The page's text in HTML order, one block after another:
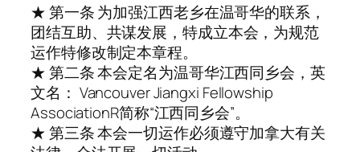
★ 第一条 为加强江西老乡在温哥华的联系，
团结互助、共谋发展，特成立本会，为规范
运作特修改制定本章程。
★ 第二条 本会定名为温哥华江西同乡会，英
文名： Vancouver Jiangxi Fellowship
AssociationR简称“江西同乡会”。
★ 第三条 本会一切运作必须遵守加拿大有关